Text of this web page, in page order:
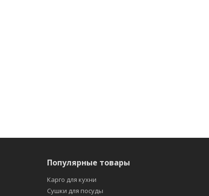
Популярные товары
Карго для кухни
Сушки для посуды